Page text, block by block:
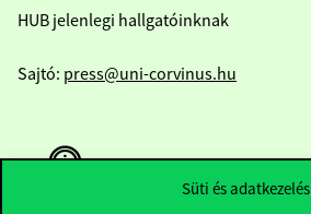
Süti és adatkezelés
HUB jelenlegi hallgatóinknak
Sajtó: press@uni-corvinus.hu